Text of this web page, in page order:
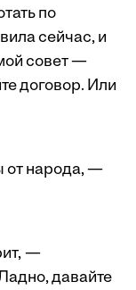
по
сейчас, и
совет —
договор. Или
от народа, —
—
давайте